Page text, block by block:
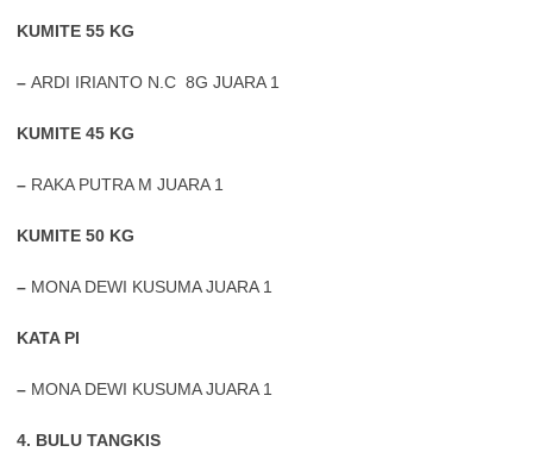
KUMITE 55 KG
– ARDI IRIANTO N.C 8G JUARA 1
KUMITE 45 KG
– RAKA PUTRA M JUARA 1
KUMITE 50 KG
– MONA DEWI KUSUMA JUARA 1
KATA PI
– MONA DEWI KUSUMA JUARA 1
4. BULU TANGKIS